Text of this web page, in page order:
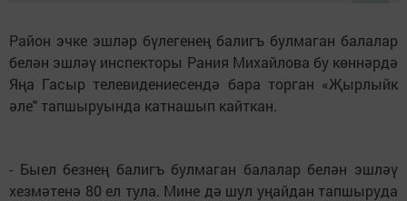
Район эчке эшләр бүлегенең балигъ булмаган балалар
белән эшләү инспекторы Рания Михайлова бу көннәрдә
Яңа Гасыр телевидениесендә бара торган «Җырлыйк
әле" тапшыруында катнашып кайткан.
- Быел безнең балигъ булмаган балалар белән эшләү
хезмәтенә 80 ел тула. Мине дә шул уңайдан тапшыруда